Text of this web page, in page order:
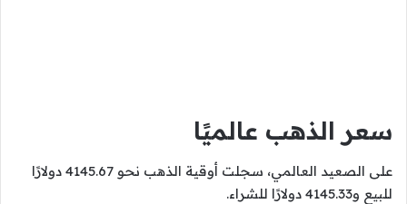
سعر الذهب عالميًا
على الصعيد العالمي، سجلت أوقية الذهب نحو 4145.67 دولارًا
للبيع و4145.33 دولارًا للشراء.